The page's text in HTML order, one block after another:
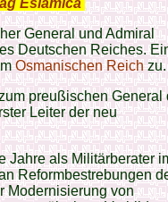
Eslamica
General und Admiral
Deutschen Reiches.
Osmanischen Reichzu.
preußischen General
Leiter der neu
Jahre als Militärberater
Reformbestrebungen
Modernisierung von